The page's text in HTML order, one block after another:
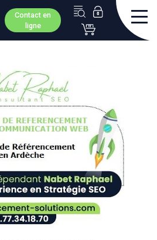
Contact en
ligne